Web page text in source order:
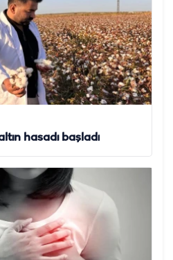
hasadı başladı